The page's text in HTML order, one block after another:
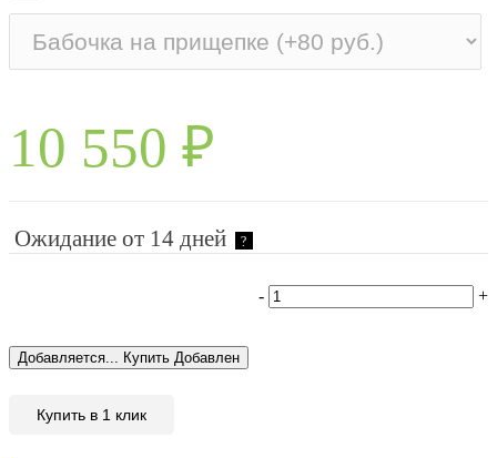
10 550 ₽
Ожидание от 14 дней ?
- +
Добавляется... Купить Добавлен
Купить в 1 клик